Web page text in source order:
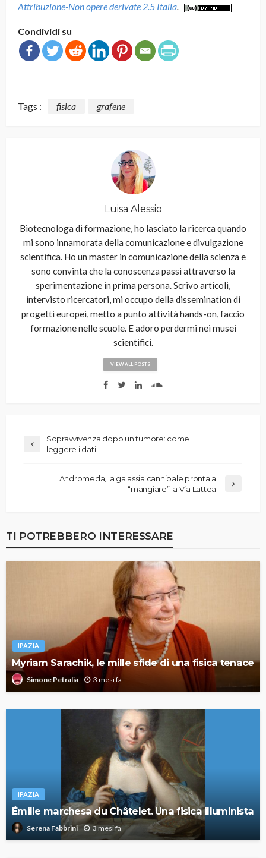
Attribuzione-Non opere derivate 2.5 Italia.
Condividi su
Tags : fisica grafene
Luisa Alessio
Biotecnologa di formazione, ho lasciato la ricerca quando
mi sono innamorata della comunicazione e divulgazione
scientifica. Ho un master in comunicazione della scienza e
sono convinta che la conoscenza passi attraverso la
sperimentazione in prima persona. Scrivo articoli,
intervisto ricercatori, mi occupo della dissemination di
progetti europei, metto a punto attività hands-on, faccio
formazione nelle scuole. E adoro perdermi nei musei
scientifici.
VIEW ALL POSTS
Sopravvivenza dopo un tumore: come
leggere i dati
Andromeda, la galassia cannibale pronta a
“mangiare” la Via Lattea
TI POTREBBERO INTERESSARE
IPAZIA
Myriam Sarachik, le mille sfide di una fisica tenace
Simone Petralia 3 mesi fa
IPAZIA
Émilie marchesa du Châtelet. Una fisica illuminista
Serena Fabbrini 3 mesi fa